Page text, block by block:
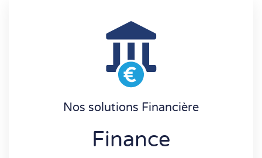
Nos solutions Financière
Finance